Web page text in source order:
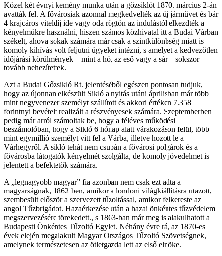
Közel két évnyi kemény munka után a gőzsiklót 1870. március 2-án
avatták fel. A fővárosiak azonnal megkedvelték az új járművet és bár
4 krajcáros viteldíj ide vagy oda rögtön az indulástól elkezdték a
kényelmükre használni, hiszen számos közhivatal itt a Budai Várban
székelt, ahova sokak számára már csak a szintkülönbség miatt is
komoly kihívás volt feljutni ügyeket intézni, s amelyet a kedvezőtlen
időjárási körülmények – mint a hó, az eső vagy a sár – sokszor
tovább nehezítettek.
Azt a Budai Gőzsikló Rt. jelentéséből egészen pontosan tudjuk,
hogy az újonnan elkészült Sikló a nyitás utáni áprilisban már több
mint negyvenezer személyt szállított és akkori értéken 7.358
forintnyi bevételt realizált a részvényesek számára. Szeptemberben
pedig már arról számoltak be, hogy a féléves működési
beszámolóban, hogy a Sikló 6 hónap alatt várakozáson felül, több
mint egymillió személyt vitt fel a Várba, illetve hozott le a
Várhegyről. A sikló tehát nem csupán a fővárosi polgárok és a
fővárosba látogatók kényelmét szolgálta, de komoly jövedelmet is
jelentett a befektetők számára.
A „legnagyobb magyar” fia azonban nem csak ezt adta a
magyarságnak, 1862-ben, amikor a londoni világkiállításra utazott,
szembesült először a szervezett tűzoltással, amikor felkereste az
angol Tűzbrigádot. Hazaérkezése után a hazai önkéntes tűzvédelem
megszervezésére törekedett., s 1863-ban már meg is alakulhatott a
Budapesti Önkéntes Tűzoltó Egylet. Néhány évre rá, az 1870-es
évek elején megalakult Magyar Országos Tűzoltó Szövetségnek,
amelynek természetesen az ötletgazda lett az első elnöke.